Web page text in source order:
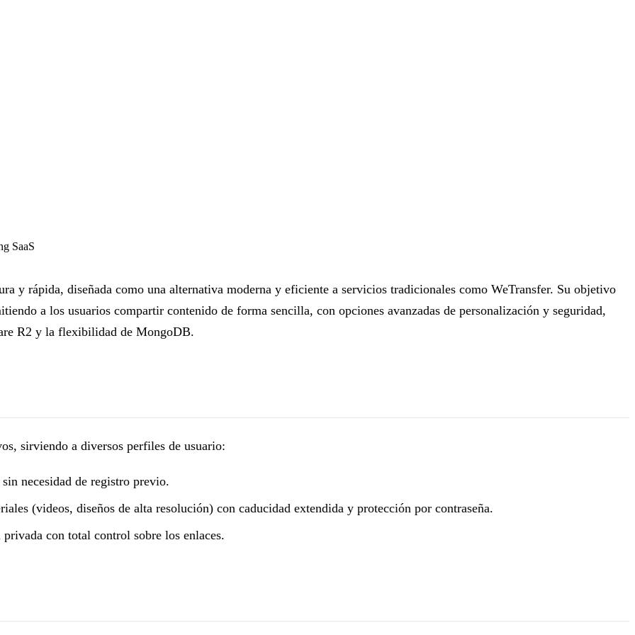
SaaS
y rápida, diseñada como una alternativa moderna y eficiente a servicios tradicionales como WeTransfer. Su objetivo
a los usuarios compartir contenido de forma sencilla, con opciones avanzadas de personalización y seguridad,
R2 y la flexibilidad de MongoDB.
sirviendo a diversos perfiles de usuario:
necesidad de registro previo.
(videos, diseños de alta resolución) con caducidad extendida y protección por contraseña.
con total control sobre los enlaces.